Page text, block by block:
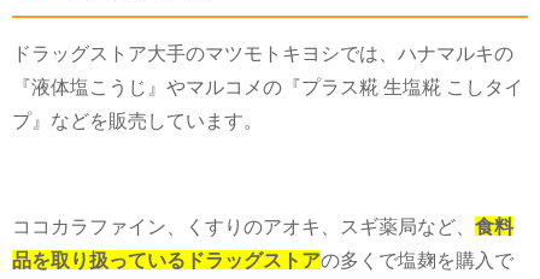
ドラッグストア大手のマツモトキヨシでは、ハナマルキの
『液体塩こうじ』やマルコメの『プラス糀 生塩糀 こしタイ
プ』などを販売しています。
ココカラファイン、くすりのアオキ、スギ薬局など、 食料
品を取り扱っているドラッグストアの多くで塩麹を購入で